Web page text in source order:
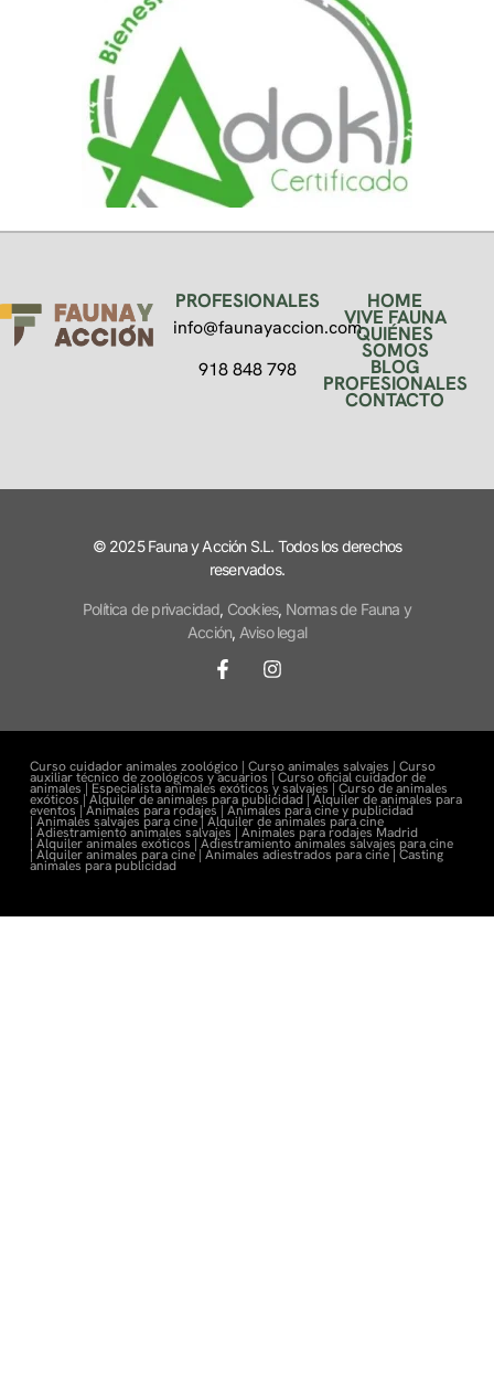
PROFESIONALES
info@faunayaccion.com
918 848 798
HOME
VIVE FAUNA
QUIÉNES
SOMOS
BLOG
PROFESIONALES
CONTACTO
© 2025 Fauna y Acción S.L. Todos los derechos
reservados.
Política de privacidad, Cookies, Normas de Fauna y
Acción, Aviso legal
Curso cuidador animales zoológico | Curso animales salvajes | Curso
auxiliar técnico de zoológicos y acuarios | Curso oficial cuidador de
animales | Especialista animales exóticos y salvajes | Curso de animales
exóticos |Alquiler de animales para publicidad |Alquiler de animales para
eventos |Animales para rodajes | Animales para cine y publicidad
| Animales salvajes para cine | Alquiler de animales para cine
| Adiestramiento animales salvajes | Animales para rodajes Madrid
| Alquiler animales exóticos | Adiestramiento animales salvajes para cine
| Alquiler animales para cine | Animales adiestrados para cine| Casting
animales para publicidad